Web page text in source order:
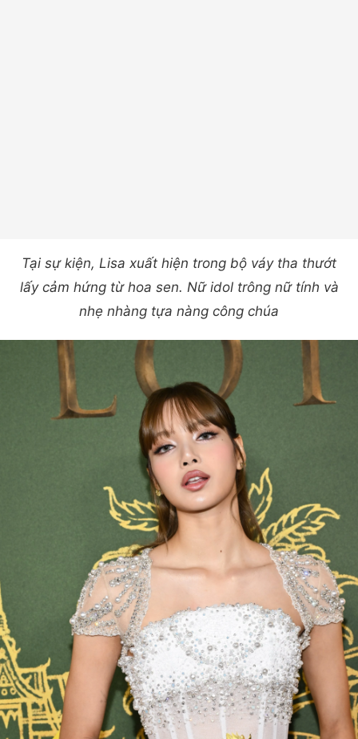
Tại sự kiện, Lisa xuất hiện trong bộ váy tha thướt
lấy cảm hứng từ hoa sen. Nữ idol trông nữ tính và
nhẹ nhàng tựa nàng công chúa